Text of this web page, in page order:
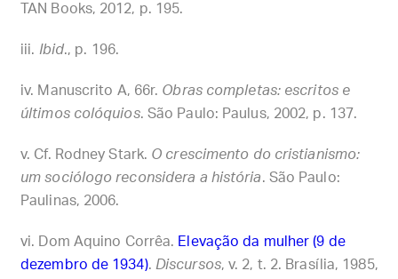
TAN Books, 2012, p. 195.
Ibid., p. 196.
Manuscrito A, 66r. Obras completas: escritos e
últimos colóquios. São Paulo: Paulus, 2002, p. 137.
Cf. Rodney Stark. O crescimento do cristianismo:
um sociólogo reconsidera a história. São Paulo:
Paulinas, 2006.
Dom Aquino Corrêa. Elevação da mulher (9 de
dezembro de 1934). Discursos, v. 2, t. 2. Brasília, 1985,